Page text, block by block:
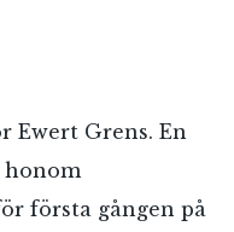
Ewert Grens. En
honom
första gången på